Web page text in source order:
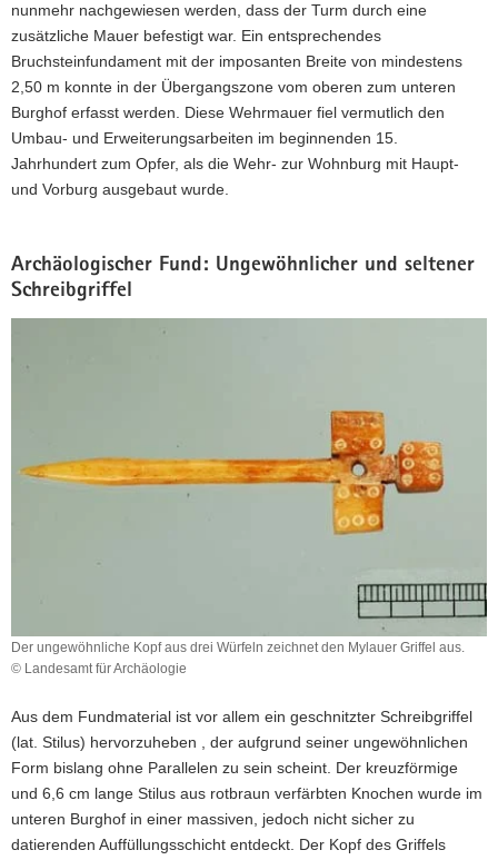
im
Burghof.
nunmehr nachgewiesen werden, dass der Turm durch eine
zusätzliche Mauer befestigt war. Ein entsprechendes
Bruchsteinfundament mit der imposanten Breite von mindestens
2,50 m konnte in der Übergangszone vom oberen zum unteren
Burghof erfasst werden. Diese Wehrmauer fiel vermutlich den
Umbau- und Erweiterungsarbeiten im beginnenden 15.
Jahrhundert zum Opfer, als die Wehr- zur Wohnburg mit Haupt-
und Vorburg ausgebaut wurde.
Archäologischer Fund: Ungewöhnlicher und seltener
Schreibgriffel
Der ungewöhnliche Kopf aus drei Würfeln zeichnet den Mylauer Griffel aus.
© Landesamt für Archäologie
ungewöhnliche
aus
drei
Würfeln
zeichnet
den
Aus dem Fundmaterial ist vor allem ein geschnitzter Schreibgriffel
(lat. Stilus) hervorzuheben , der aufgrund seiner ungewöhnlichen
Form bislang ohne Parallelen zu sein scheint. Der kreuzförmige
und 6,6 cm lange Stilus aus rotbraun verfärbten Knochen wurde im
unteren Burghof in einer massiven, jedoch nicht sicher zu
datierenden Auffüllungsschicht entdeckt. Der Kopf des Griffels